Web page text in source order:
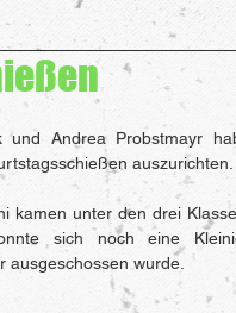
und Andrea Probstmayr
auszurichten.
kamen unter den drei
sich noch eine
ausgeschossen wurde.